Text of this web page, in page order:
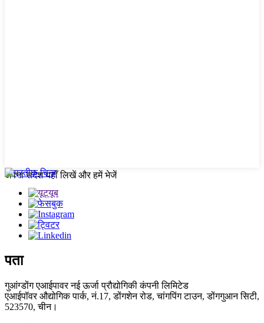
अपना संदेश यहाँ लिखें और हमें भेजें
पता
गुआंग्डोंग एआईपावर नई ऊर्जा प्रौद्योगिकी कंपनी लिमिटेड
एआईपॉवर औद्योगिक पार्क, नं.17, डोंगशेन रोड, चांगपिंग टाउन, डोंगगुआन सिटी,
523570, चीन।